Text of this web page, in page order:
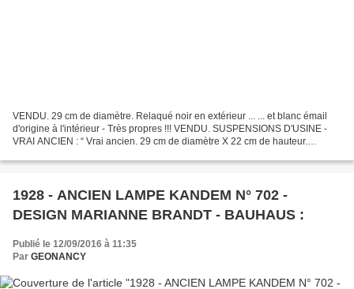
VENDU. 29 cm de diamètre. Relaqué noir en extérieur ... ... et blanc émail
d'origine à l'intérieur - Très propres !!! VENDU. SUSPENSIONS D'USINE -
VRAI ANCIEN : “ Vrai ancien. 29 cm de diamètre X 22 cm de hauteur.
1928 - ANCIEN LAMPE KANDEM N° 702 -
DESIGN MARIANNE BRANDT - BAUHAUS :
Publié le 12/09/2016 à 11:35
Par GEONANCY